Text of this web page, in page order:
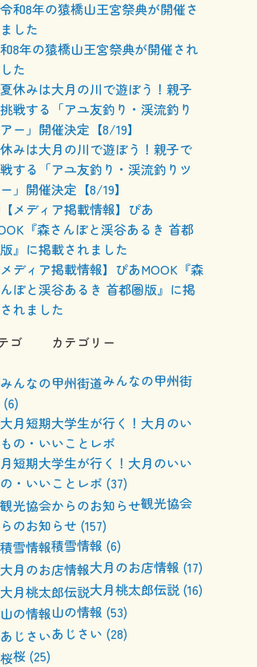
8年の猿橋山王宮祭典が開催され
た
みは大月の川で遊ぼう！親子で
する「アユ友釣り・渓流釣りツ
」開催決定【8/19】
メディア掲載情報】ぴあMOOK『森
ぽと渓谷あるき 首都圏版』に掲
れました
カテゴリー
みんなの甲州街
短期大学生が行く！大月のいい
・いいことレポ (37)
観光協会
のお知らせ (157)
積雪情報 (6)
大月のお店情報 (17)
大月桃太郎伝説 (16)
山の情報 (53)
あじさい (28)
桜 (25)